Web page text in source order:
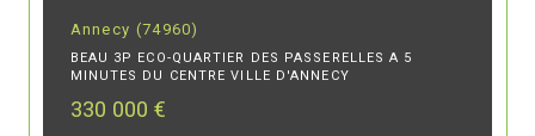
Annecy (74960)
BEAU 3P ECO-QUARTIER DES PASSERELLES A 5
MINUTES DU CENTRE VILLE D'ANNECY
330 000 €